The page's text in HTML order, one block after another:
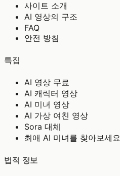
사이트 소개
AI 영상의 구조
FAQ
안전 방침
특집
AI 영상 무료
AI 캐릭터 영상
AI 미녀 영상
AI 가상 여친 영상
Sora 대체
최애 AI 미녀를 찾아보세요
법적 정보